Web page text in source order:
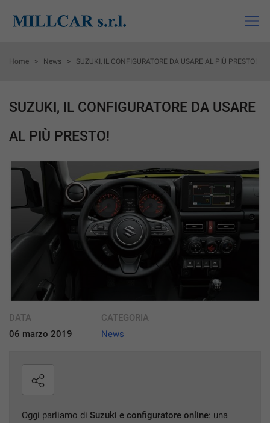
HOME
MONDI MITSUBISHI
ASSISTENZA
DICONO DI NOI
AREA COMMERCIANTI
Home > News > SUZUKI, IL CONFIGURATORE DA USARE AL PIÙ PRESTO!
SUZUKI, IL CONFIGURATORE DA USARE
AL PIÙ PRESTO!
DATA
06 marzo 2019
CATEGORIA
News
Oggi parliamo di Suzuki e configuratore online: una